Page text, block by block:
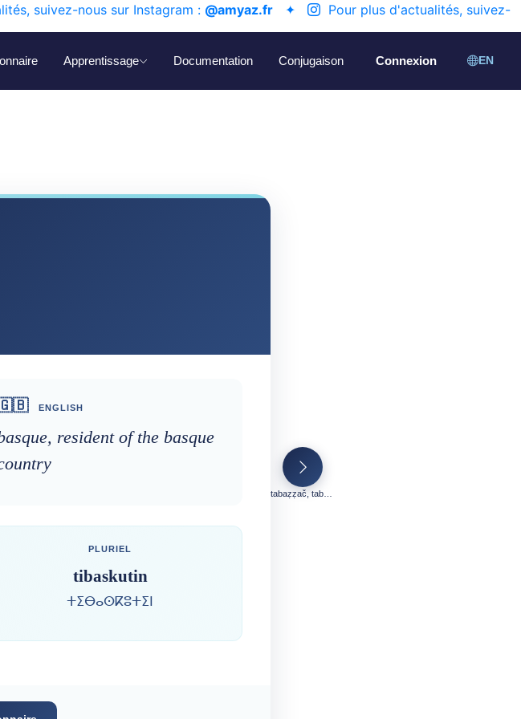
suivez-nous sur Instagram : @amyaz.fr ✦
Pour plus d'actualités, suivez-
Apprentissage Documentation Conjugaison Connexion EN
ENGLISH
resident of the basque
PLURIEL
tibaskutin
ⵜⵉⴱⴰⵙⴽⵓⵜⵉⵏ